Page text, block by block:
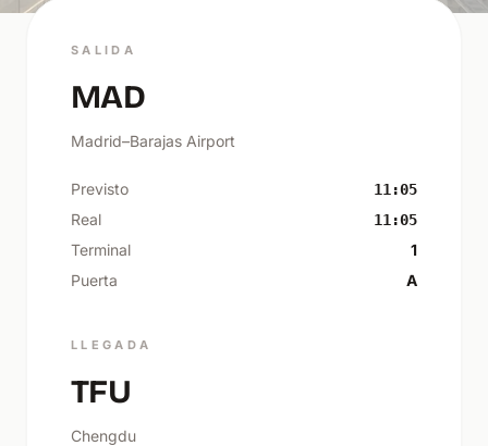
SALIDA
MAD
Madrid–Barajas Airport
Previsto 11:05
Real 11:05
Terminal
1
Puerta
A
LLEGADA
TFU
Chengdu